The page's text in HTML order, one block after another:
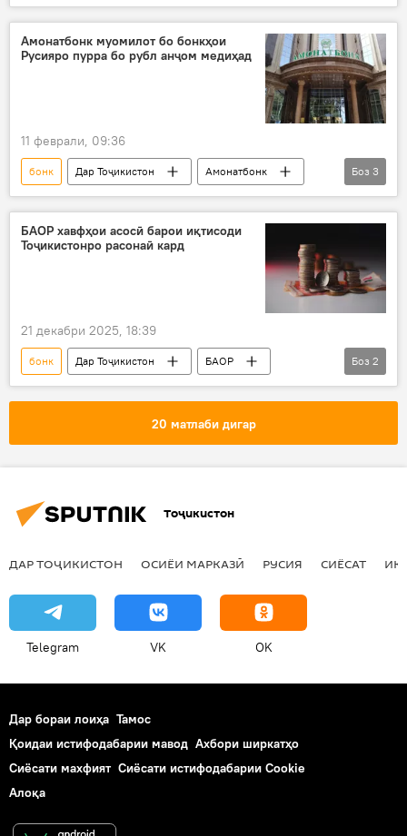
доллар
молия
Иқтисод
Амонатбонк
Амонатбонк муомилот бо бонкҳои
Русияро пурра бо рубл анҷом медиҳад
11 феврали, 09:36
бонк Дар Тоҷикистон
Амонатбонк
ҳамкорӣ
додугирифт молия
Боз 3
БАОР хавфҳои асосӣ барои иқтисоди
Тоҷикистонро расонаӣ кард
21 декабри 2025, 18:39
бонк Дар Тоҷикистон
БАОР
Иқтисод
молия
Боз 2
20 матлаби дигар
Тоҷикистон
ДАР ТОҶИКИСТОН ОСИЁИ МАРКАЗӢ РУСИЯ СИЁСАТ
Telegram VK OK
Дар бораи лоиҳа Тамос
Қоидаи истифодабарии мавод Ахбори ширкатҳо
Сиёсати махфият Сиёсати истифодабарии Cookie
Алоқа